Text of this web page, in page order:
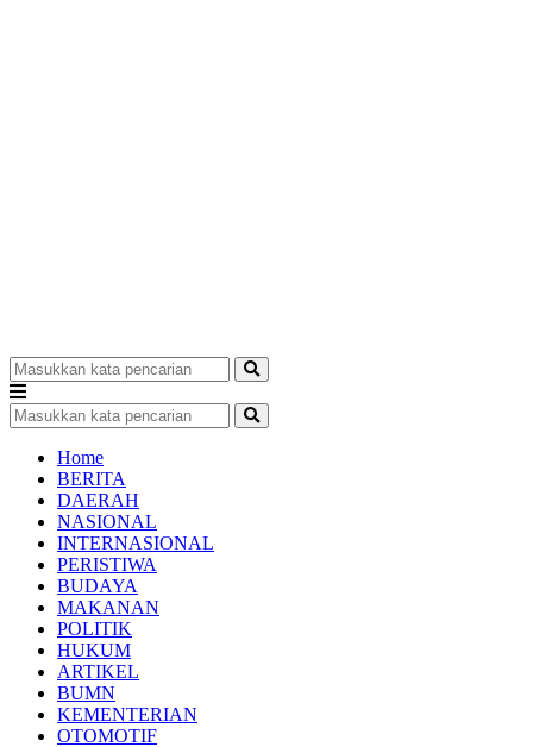
Home
BERITA
DAERAH
NASIONAL
INTERNASIONAL
PERISTIWA
BUDAYA
MAKANAN
POLITIK
HUKUM
ARTIKEL
BUMN
KEMENTERIAN
OTOMOTIF